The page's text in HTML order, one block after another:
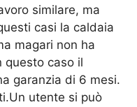
similare, ma
casi la caldaia
magari non ha
questo caso il
garanzia di 6 mesi.
utente si può